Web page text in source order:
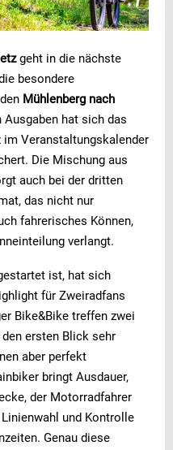
geht in die nächste
besondere
Mühlenberg nach
hat sich das
Veranstaltungskalender
Die Mischung aus
auch bei der dritten
das nicht nur
fahrerisches Können,
verlangt.
ist, hat sich
für Zweiradfans
Bike&Bike treffen zwei
ersten Blick sehr
aber perfekt
bringt Ausdauer,
der Motorradfahrer
und Kontrolle
Genau diese